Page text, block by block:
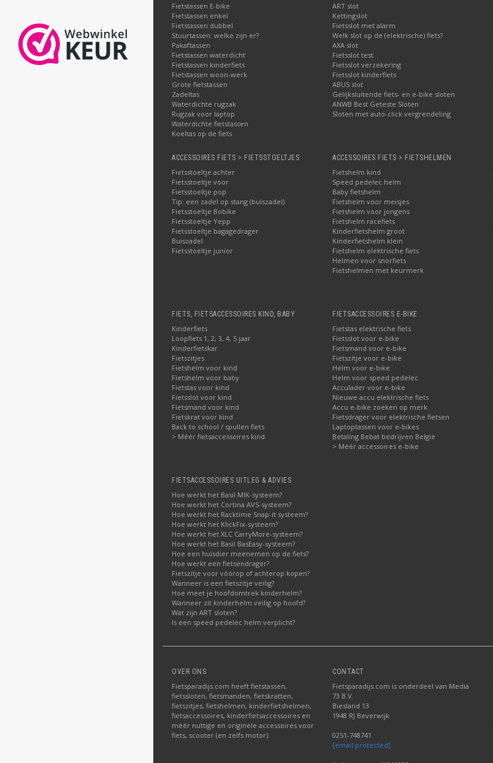
Fietstassen E-bike
Fietstassen enkel
Fietstassen dubbel
Stuurtassen: welke zijn er?
Pakaftassen
Fietstassen waterdicht
Fietstassen kinderfiets
Fietstassen woon-werk
Grote fietstassen
Zadeltas
Waterdichte rugzak
Rugzak voor laptop
Waterdichte fietstassen
Koeltas op de fiets
ART slot
Kettingslot
Fietsslot met alarm
Welk slot op de (elektrische) fiets?
AXA slot
Fietsslot test
Fietsslot verzekering
Fietsslot kinderfiets
ABUS slot
Gelijksluitende fiets- en e-bike sloten
ANWB Best Geteste Sloten
Sloten met auto-click vergrendeling
ACCESSOIRES FIETS > FIETSSTOELTJES
Fietsstoeltje achter
Fietsstoeltje voor
Fietsstoeltje pop
Tip: een zadel op stang (buiszadel)
Fietsstoeltje Bobike
Fietsstoeltje Yepp
Fietsstoeltje bagagedrager
Buiszadel
Fietsstoeltje junior
ACCESSOIRES FIETS > FIETSHELMEN
Fietshelm kind
Speed pedelec helm
Baby fietshelm
Fietshelm voor meisjes
Fietshelm voor jongens
Fietshelm racefiets
Kinderfietshelm groot
Kinderfietshelm klein
Fietshelm elektrische fiets
Helmen voor snorfiets
Fietshelmen met keurmerk
FIETS, FIETSACCESSOIRES KIND, BABY
Kinderfiets
Loopfiets 1, 2, 3, 4, 5 jaar
Kinderfietskar
Fietszitjes
Fietshelm voor kind
Fietshelm voor baby
Fietstas voor kind
Fietsslot voor kind
Fietsmand voor kind
Fietskrat voor kind
Back to school / spullen fiets
> Méér fietsaccessoires kind
FIETSACCESSOIRES E-BIKE
Fietstas elektrische fiets
Fietsslot voor e-bike
Fietsmand voor e-bike
Fietszitje voor e-bike
Helm voor e-bike
Helm voor speed pedelec
Acculader voor e-bike
Nieuwe accu elektrische fiets
Accu e-bike zoeken op merk
Fietsdrager voor elektrische fietsen
Laptoptassen voor e-bikes
Betaling Bebat bedrijven België
> Méér accessoires e-bike
FIETSACCESSOIRES UITLEG & ADVIES
Hoe werkt het Basil MIK-systeem?
Hoe werkt het Cortina AVS-systeem?
Hoe werkt het Racktime Snap-it systeem?
Hoe werkt het KlickFix-systeem?
Hoe werkt het XLC CarryMore-systeem?
Hoe werkt het Basil BasEasy-systeem?
Hoe een huisdier meenemen op de fiets?
Hoe werkt een fietsendrager?
Fietszitje voor vóórop of achterop kopen?
Wanneer is een fietszitje veilig?
Hoe meet je hoofdomtrek kinderhelm?
Wanneer zit kinderhelm veilig op hoofd?
Wat zijn ART sloten?
Is een speed pedelec helm verplicht?
OVER ONS
Fietsparadijs.com heeft fietstassen,
fietssloten, fietsmanden, fietskratten,
fietszitjes, fietshelmen, kinderfietshelmen,
fietsaccessoires, kinderfietsaccessoires en
méér nuttige en originele accessoires voor
fiets, scooter (en zelfs motor).
CONTACT
Fietsparadijs.com is onderdeel van Media
73 B.V.
Biesland 13
1948 RJ Beverwijk
0251-748741
[email protected]